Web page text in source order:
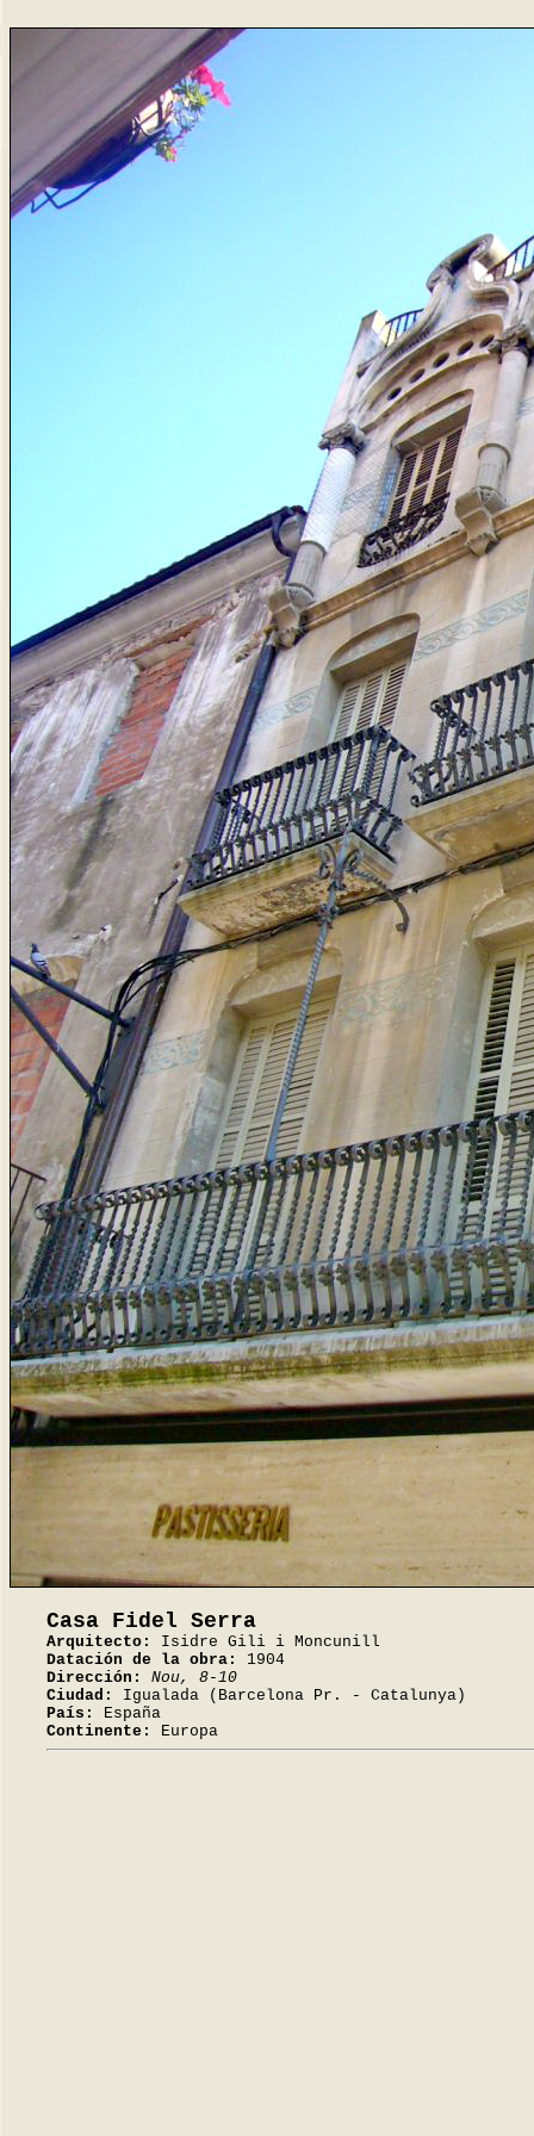
Casa Fidel Serra
Arquitecto:
Isidre Gili i Moncunill
Datación de la obra:
1904
Dirección:
Nou, 8-10
Ciudad:
Igualada (Barcelona Pr. - Catalunya)
País:
España
Continente:
Europa